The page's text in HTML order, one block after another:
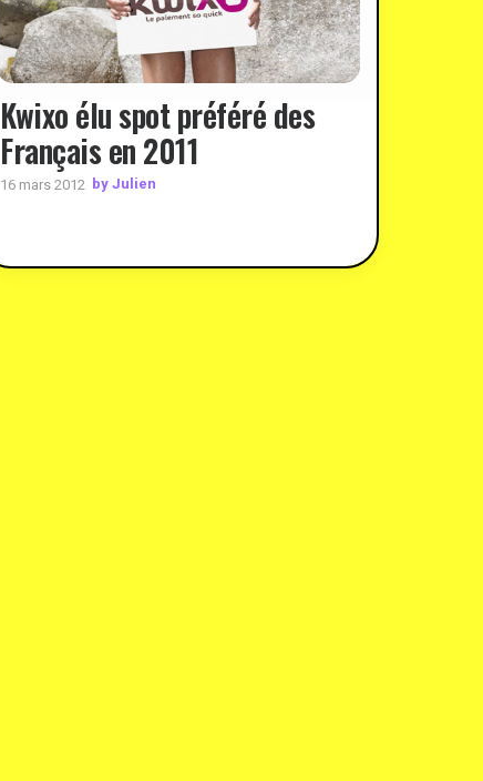
Kwixo élu spot préféré des
Français en 2011
16 mars 2012 by Julien